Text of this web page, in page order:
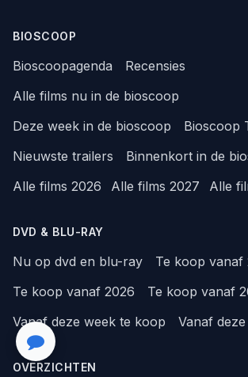
BIOSCOOP
Bioscoopagenda
Recensies
Alle films nu in de bioscoop
Deze week in de bioscoop
Bioscoop
Nieuwste trailers
Binnenkort in de
Alle films 2026
Alle films 2027 Alle
DVD & BLU-RAY
Nu op dvd en blu-ray
Te koop vanaf
Te koop vanaf 2026
Te koop vanaf
Vanaf deze week te koop
Vanaf
OVERZICHTEN